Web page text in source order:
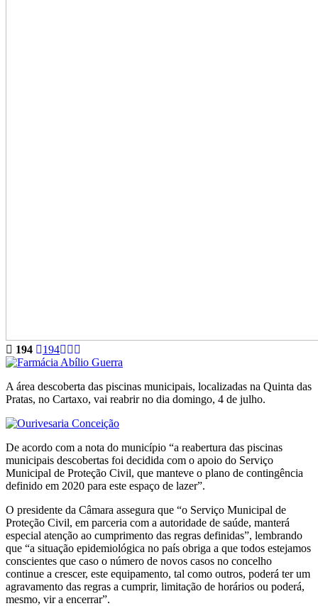
194 194
A área descoberta das piscinas municipais, localizadas na Quinta das
Pratas, no Cartaxo, vai reabrir no dia domingo, 4 de julho.
De acordo com a nota do município “a reabertura das piscinas
municipais descobertas foi decidida com o apoio do Serviço
Municipal de Proteção Civil, que manteve o plano de contingência
definido em 2020 para este espaço de lazer”.
O presidente da Câmara assegura que “o Serviço Municipal de
Proteção Civil, em parceria com a autoridade de saúde, manterá
especial atenção ao cumprimento das regras definidas”, lembrando
que “a situação epidemiológica no país obriga a que todos estejamos
conscientes que caso o número de novos casos no concelho
continue a crescer, este equipamento, tal como outros, poderá ter um
agravamento das regras a cumprir, limitação de horários ou poderá,
mesmo, vir a encerrar”.